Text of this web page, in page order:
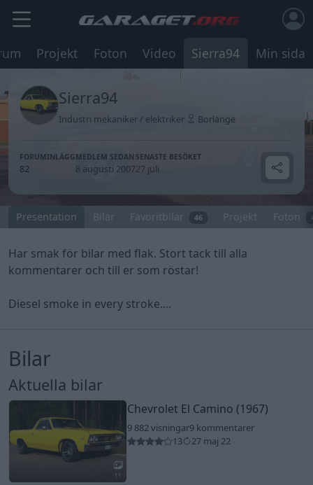
Projekt Foton Video Sierra94 Min sida
Sierra94
Industri mekaniker / elektriker Borlänge
FORUMINLÄGG
82
MEDLEM SEDAN
8 augusti 2007
SENASTE BESÖKET
27 juli
Presentation Bilar Favoritbilar 46 Projekt Foton
Har smak för bilar med flak. Stort tack till alla
kommentarer och till er som röstar!
Diesel smoke in every stroke....
Bilar
Aktuella bilar
11
Chevrolet El Camino (1967)
9 882 visningar9 kommentarer
13
27 maj 22